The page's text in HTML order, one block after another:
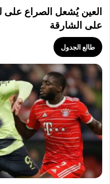
العين يُشعل الصراع على
على الشارقة
طالع الجدول